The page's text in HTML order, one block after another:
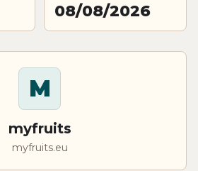
08/08/2026
M
myfruits
myfruits.eu